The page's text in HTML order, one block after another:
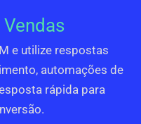
e utilize respostas
automações de
rápida para